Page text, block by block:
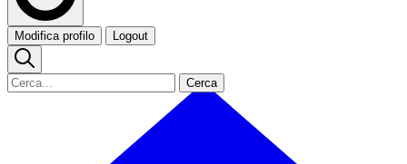
Modifica profilo Logout
Cerca